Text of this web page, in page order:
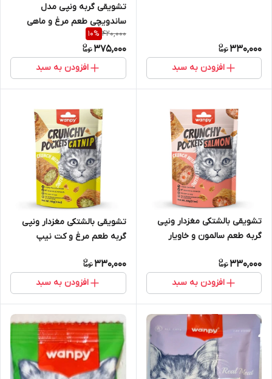
330,000
افزودن به سبد
تشویقی گربه ونپی مدل
ساندویچی طعم مرغ و ماهی
420,000
10%
375,000
افزودن به سبد
تشویقی بالشتکی مغزدار ونپی
گربه طعم سالمون و خاویار
330,000
افزودن به سبد
تشویقی بالشتکی مغزدار ونپی
گربه طعم مرغ و کت نیپ
330,000
افزودن به سبد